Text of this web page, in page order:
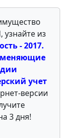
узнайте из
- 2017.
учет
версии
3 дня!